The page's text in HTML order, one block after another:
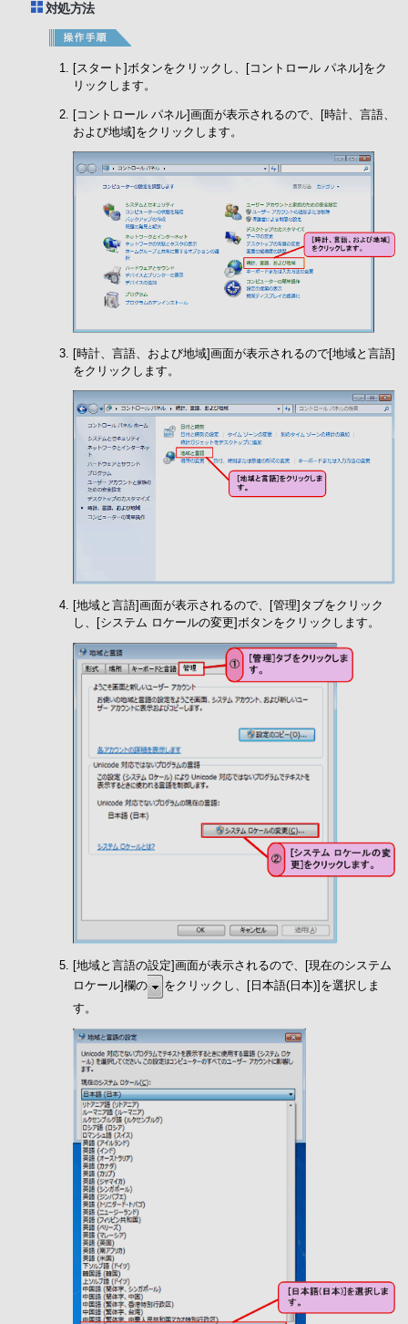
対処方法
[スタート]ボタンをクリックし、[コントロール パネル]をク
リックします。
[コントロール パネル]画面が表示されるので、[時計、言語、
および地域]をクリックします。
[時計、言語、および地域]画面が表示されるので[地域と言語]
をクリックします。
[地域と言語]画面が表示されるので、[管理]タブをクリック
し、[システム ロケールの変更]ボタンをクリックします。
[地域と言語の設定]画面が表示されるので、[現在のシステム
ロケール]欄の
をクリックし、[日本語(日本)]を選択しま
す。